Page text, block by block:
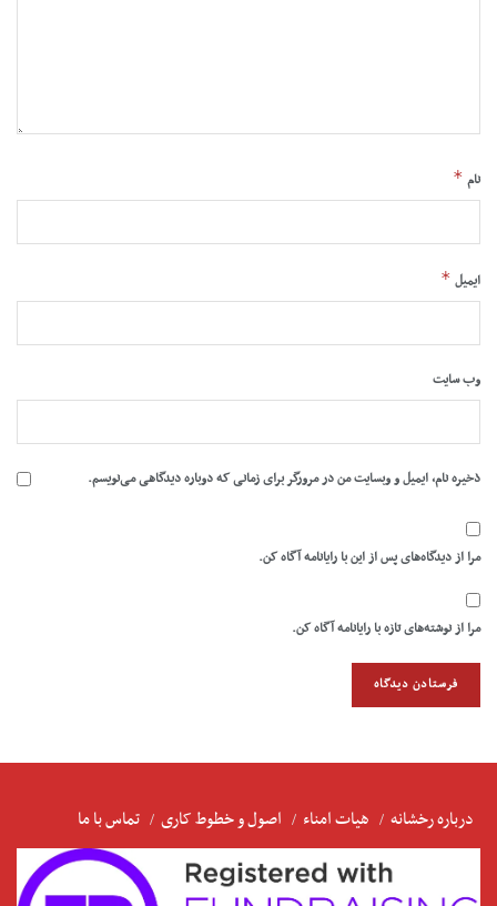
نام *
ایمیل *
وب‌ سایت
ذخیره نام، ایمیل و وبسایت من در مرورگر برای زمانی که دوباره دیدگاهی می‌نویسم.
مرا از دیدگاه‌های پس از این با رایانامه آگاه کن.
مرا از نوشته‌های تازه با رایانامه آگاه کن.
درباره رخشانه هیات امناء اصول و خطوط کاری تماس با ما